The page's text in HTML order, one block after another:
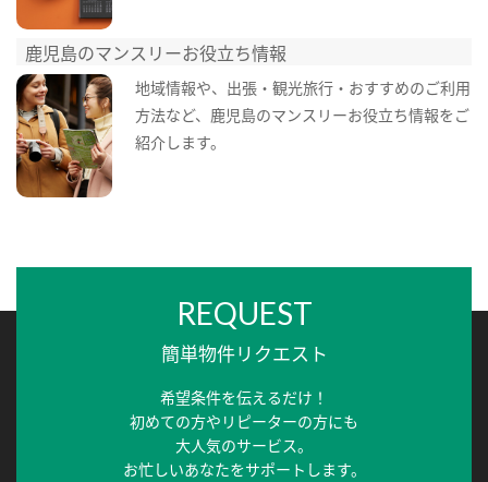
鹿児島のマンスリーお役立ち情報
地域情報や、出張・観光旅行・おすすめのご利用
方法など、鹿児島のマンスリーお役立ち情報をご
紹介します。
REQUEST
簡単物件リクエスト
希望条件を伝えるだけ！
初めての方やリピーターの方にも
大人気のサービス。
お忙しいあなたをサポートします。